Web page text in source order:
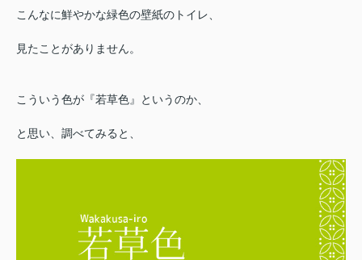
こんなに鮮やかな緑色の壁紙のトイレ、
見たことがありません。
こういう色が『若草色』というのか、
と思い、調べてみると、